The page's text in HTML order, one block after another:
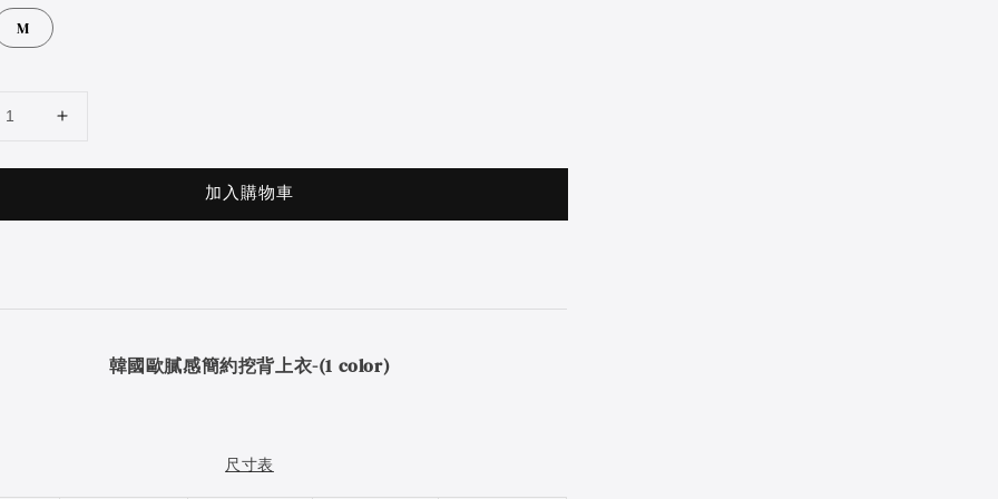
M
加入購物車
韓國歐膩感簡約挖背上衣-(1 color)
尺寸表